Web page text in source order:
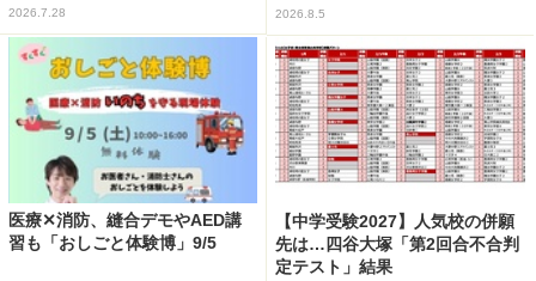
2026.7.28 2026.8.5
医療✕消防、縫合デモやAED講
習も「おしごと体験博」9/5
【中学受験2027】人気校の併願
先は…四谷大塚「第2回合不合判
定テスト」結果